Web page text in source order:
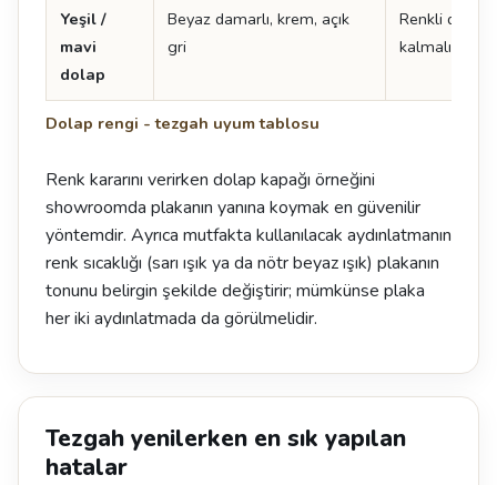
Dolap rengi - tezgah uyum tablosu
Yeşil /
mavi
dolap
Beyaz damarlı, krem, açık
gri
Renkli
kalmalı
Renk kararını verirken dolap kapağı örneğini
showroomda plakanın yanına koymak en güvenilir
yöntemdir. Ayrıca mutfakta kullanılacak aydınlatmanın
renk sıcaklığı (sarı ışık ya da nötr beyaz ışık) plakanın
tonunu belirgin şekilde değiştirir; mümkünse plaka
her iki aydınlatmada da görülmelidir.
Tezgah yenilerken en sık yapılan
hatalar